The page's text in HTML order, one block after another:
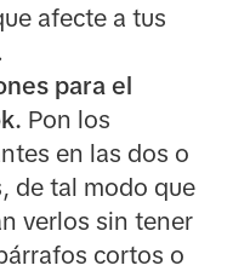
afecte a tus
para el
Pon los
en las dos o
de tal modo que
verlos sin tener
cortos o